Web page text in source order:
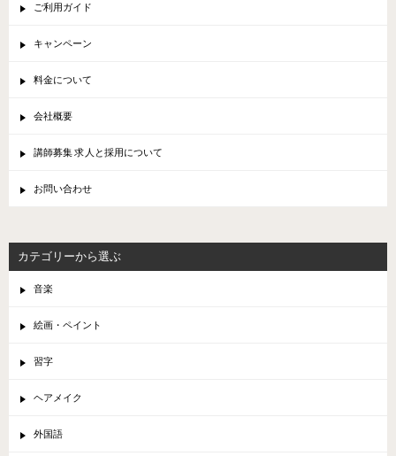
ご利用ガイド
キャンペーン
料金について
会社概要
講師募集 求人と採用について
お問い合わせ
カテゴリーから選ぶ
音楽
絵画・ペイント
習字
ヘアメイク
外国語